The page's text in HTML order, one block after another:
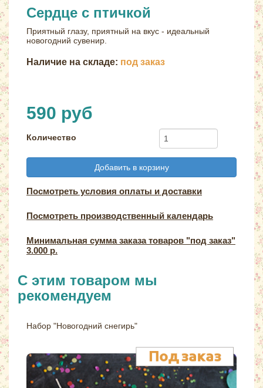
Сердце с птичкой
Приятный глазу, приятный на вкус - идеальный
новогодний сувенир.
Наличие на складе: под заказ
590 руб
Количество
Добавить в корзину
Посмотреть условия оплаты и доставки
Посмотреть производственный календарь
Минимальная сумма заказа товаров "под заказ"
3.000 р.
С этим товаром мы
рекомендуем
Набор "Новогодний снегирь"